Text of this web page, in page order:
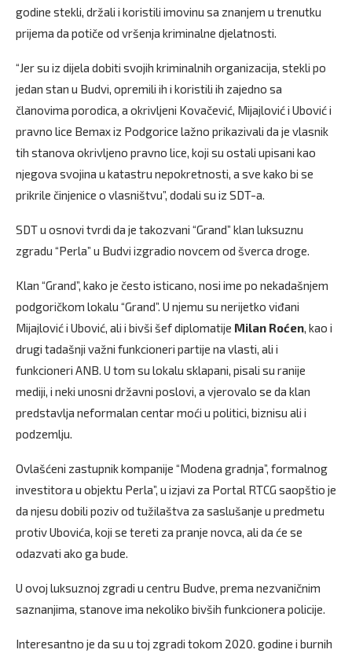
godine stekli, držali i koristili imovinu sa znanjem u trenutku
prijema da potiče od vršenja kriminalne djelatnosti.
“Jer su iz dijela dobiti svojih kriminalnih organizacija, stekli po
jedan stan u Budvi, opremili ih i koristili ih zajedno sa
članovima porodica, a okrivljeni Kovačević, Mijajlović i Ubović i
pravno lice Bemax iz Podgorice lažno prikazivali da je vlasnik
tih stanova okrivljeno pravno lice, koji su ostali upisani kao
njegova svojina u katastru nepokretnosti, a sve kako bi se
prikrile činjenice o vlasništvu”, dodali su iz SDT-a.
SDT u osnovi tvrdi da je takozvani “Grand” klan luksuznu
zgradu “Perla” u Budvi izgradio novcem od šverca droge.
Klan “Grand”, kako je često isticano, nosi ime po nekadašnjem
podgoričkom lokalu “Grand”. U njemu su nerijetko viđani
Mijajlović i Ubović, ali i bivši šef diplomatije Milan Roćen, kao i
drugi tadašnji važni funkcioneri partije na vlasti, ali i
funkcioneri ANB. U tom su lokalu sklapani, pisali su ranije
mediji, i neki unosni državni poslovi, a vjerovalo se da klan
predstavlja neformalan centar moći u politici, biznisu ali i
podzemlju.
Ovlašćeni zastupnik kompanije “Modena gradnja”, formalnog
investitora u objektu Perla”, u izjavi za Portal RTCG saopštio je
da njesu dobili poziv od tužilaštva za saslušanje u predmetu
protiv Ubovića, koji se tereti za pranje novca, ali da će se
odazvati ako ga bude.
U ovoj luksuznoj zgradi u centru Budve, prema nezvaničnim
saznanjima, stanove ima nekoliko bivših funkcionera policije.
Interesantno je da su u toj zgradi tokom 2020. godine i burnih